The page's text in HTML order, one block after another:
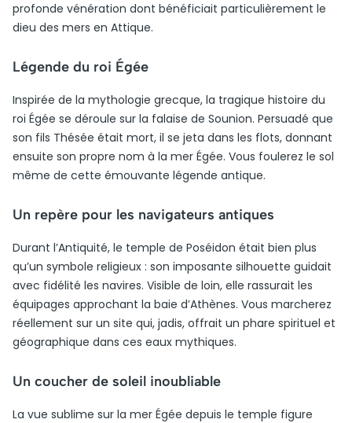
profonde vénération dont bénéficiait particulièrement le
dieu des mers en Attique.
Légende du roi Égée
Inspirée de la mythologie grecque, la tragique histoire du
roi Égée se déroule sur la falaise de Sounion. Persuadé que
son fils Thésée était mort, il se jeta dans les flots, donnant
ensuite son propre nom à la mer Égée. Vous foulerez le sol
même de cette émouvante légende antique.
Un repère pour les navigateurs antiques
Durant l’Antiquité, le temple de Poséidon était bien plus
qu’un symbole religieux : son imposante silhouette guidait
avec fidélité les navires. Visible de loin, elle rassurait les
équipages approchant la baie d’Athènes. Vous marcherez
réellement sur un site qui, jadis, offrait un phare spirituel et
géographique dans ces eaux mythiques.
Un coucher de soleil inoubliable
La vue sublime sur la mer Égée depuis le temple figure